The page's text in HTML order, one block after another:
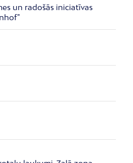
un radošās iniciatīvas